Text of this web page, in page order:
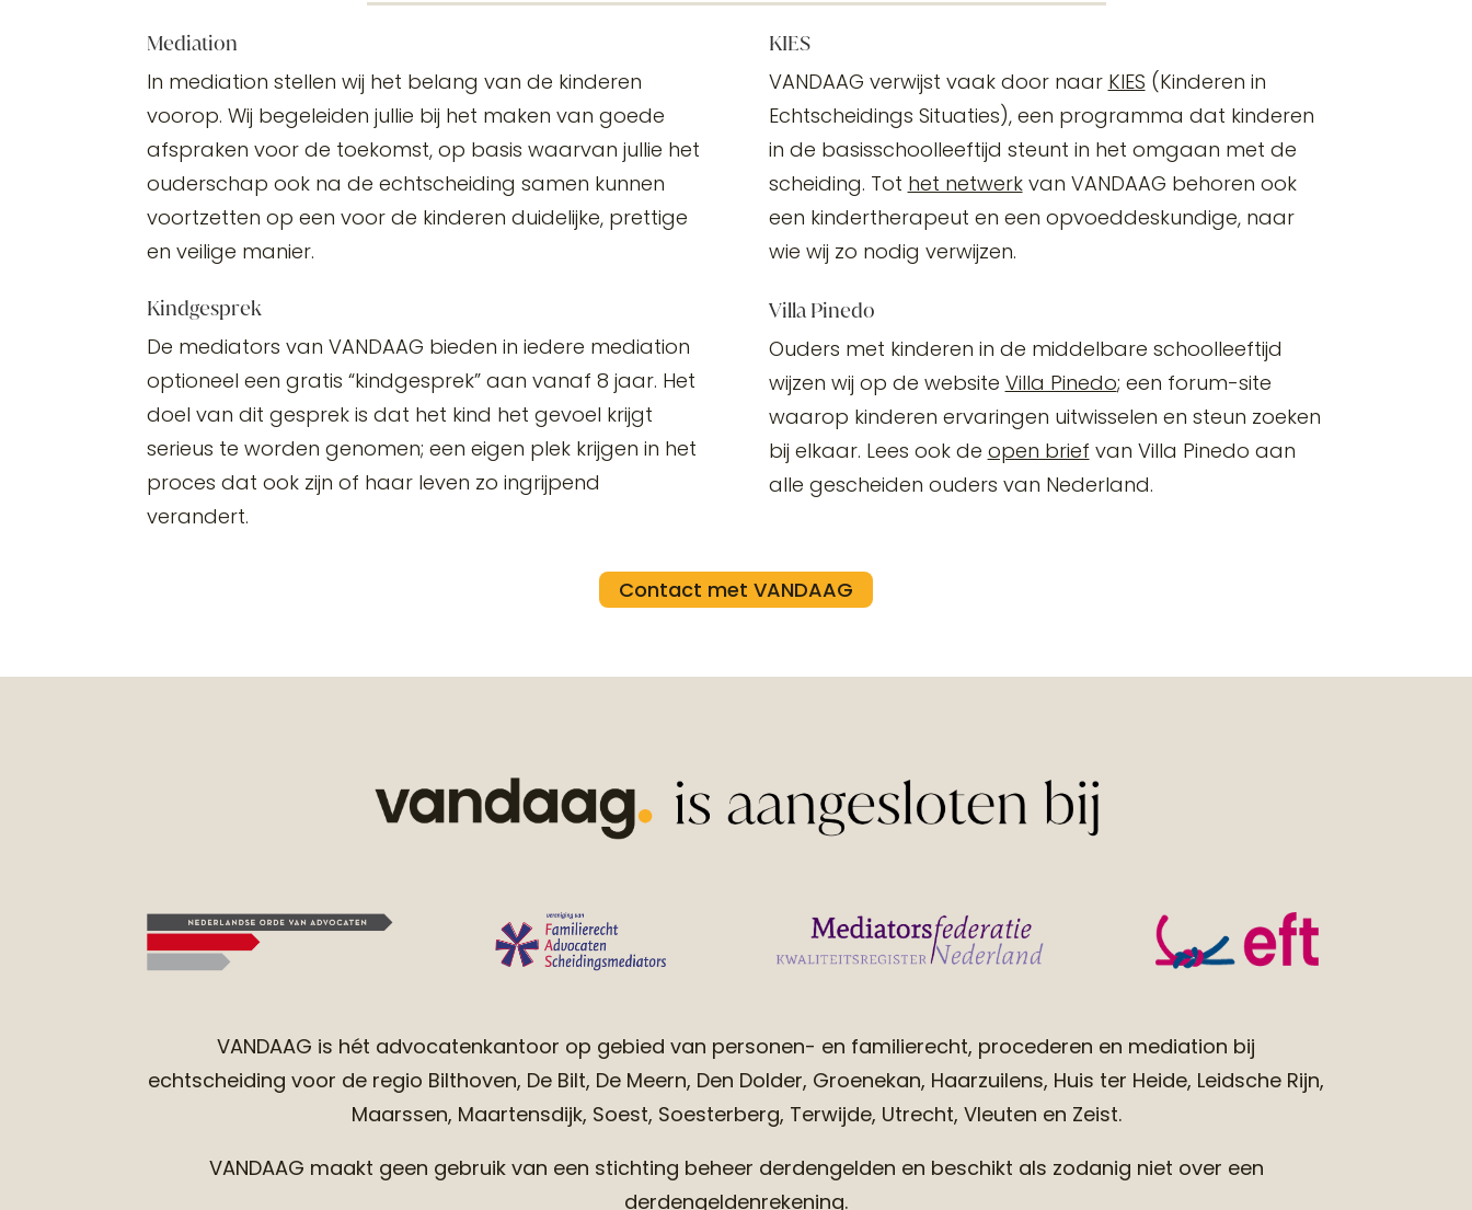
Mediation
In mediation stellen wij het belang van de kinderen
voorop. Wij begeleiden jullie bij het maken van goede
afspraken voor de toekomst, op basis waarvan jullie het
ouderschap ook na de echtscheiding samen kunnen
voortzetten op een voor de kinderen duidelijke, prettige
en veilige manier.
Kindgesprek
De mediators van VANDAAG bieden in iedere mediation
optioneel een gratis “kindgesprek” aan vanaf 8 jaar. Het
doel van dit gesprek is dat het kind het gevoel krijgt
serieus te worden genomen; een eigen plek krijgen in het
proces dat ook zijn of haar leven zo ingrijpend
verandert.
KIES
VANDAAG verwijst vaak door naar KIES (Kinderen in
Echtscheidings Situaties), een programma dat kinderen
in de basisschoolleeftijd steunt in het omgaan met de
scheiding. Tot het netwerkvan VANDAAG behoren ook
een kindertherapeut en een opvoeddeskundige, naar
wie wij zo nodig verwijzen.
Villa Pinedo
Ouders met kinderen in de middelbare schoolleeftijd
wijzen wij op de website Villa Pinedo; een forum-site
waarop kinderen ervaringen uitwisselen en steun zoeken
bij elkaar. Lees ook de open brief van Villa Pinedo aan
alle gescheiden ouders van Nederland.
Contact met VANDAAG
VANDAAG is hét advocatenkantoor op gebied van personen- en familierecht, procederen en mediation bij
echtscheiding voor de regio Bilthoven, De Bilt, De Meern, Den Dolder, Groenekan, Haarzuilens, Huis ter Heide, Leidsche Rijn,
Maarssen, Maartensdijk, Soest, Soesterberg, Terwijde, Utrecht, Vleuten en Zeist.
VANDAAG maakt geen gebruik van een stichting beheer derdengelden en beschikt als zodanig niet over een
derdengeldenrekening.